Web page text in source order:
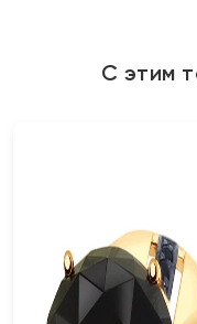
С этим